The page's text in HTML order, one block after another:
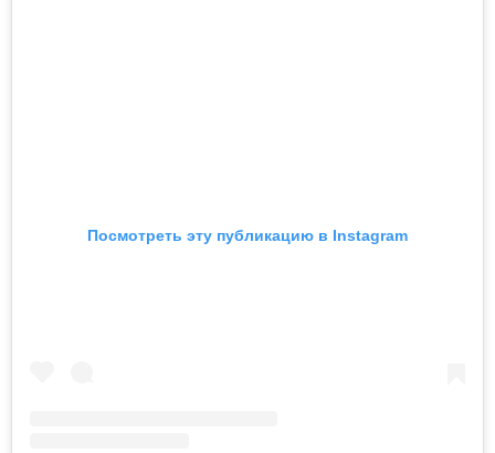
Посмотреть эту публикацию в Instagram